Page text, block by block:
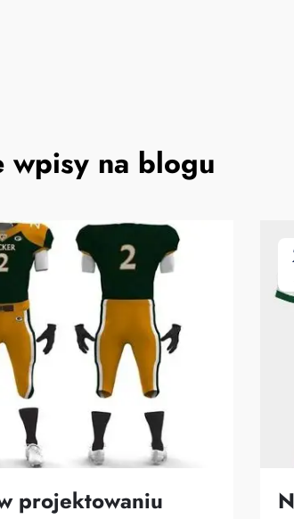
wpisy na blogu
projektowaniu